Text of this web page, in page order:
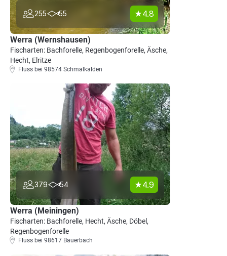
255 55 4.8
Werra (Wernshausen)
Fischarten: Bachforelle, Regenbogenforelle, Äsche,
Hecht, Elritze
Fluss bei 98574 Schmalkalden
379 54 4.9
Werra (Meiningen)
Fischarten: Bachforelle, Hecht, Äsche, Döbel,
Regenbogenforelle
Fluss bei 98617 Bauerbach